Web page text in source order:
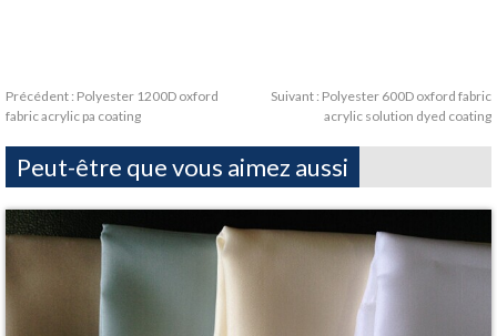
Précédent : Polyester 1200D oxford
fabric acrylic pa coating
Suivant : Polyester 600D oxford fabric
acrylic solution dyed coating
Peut-être que vous aimez aussi